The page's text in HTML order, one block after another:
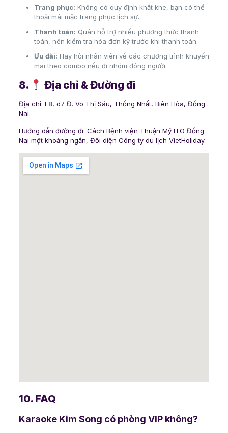
Trang phục: Không có quy định khắt khe, bạn có thể
thoải mái mặc trang phục lịch sự.
Thanh toán: Quán hỗ trợ nhiều phương thức thanh
toán, nên kiểm tra hóa đơn kỹ trước khi thanh toán.
Ưu đãi: Hãy hỏi nhân viên về các chương trình khuyến
mãi theo combo nếu đi nhóm đông người.
8. Địa chỉ & Đường đi
Địa chỉ: E8, d7 Đ. Võ Thị Sáu, Thống Nhất, Biên Hòa, Đồng
Nai.
Hướng dẫn đường đi: Cách Bệnh viện Thuận Mỹ ITO Đồng
Nai một khoảng ngắn, Đối diện Công ty du lịch VietHoliday.
10. FAQ
Karaoke Kim Song có phòng VIP không?